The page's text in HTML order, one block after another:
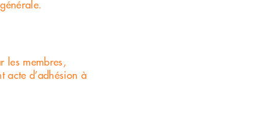
les membres,
acte d’adhésion à